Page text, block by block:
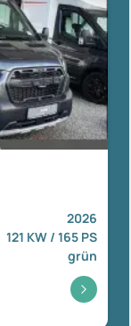
2026
121 KW / 165 PS
grün